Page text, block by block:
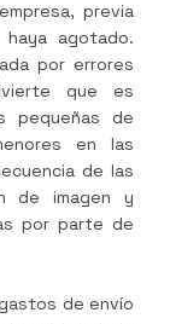
previa
agotado.
por errores
que es
pequeñas de
en las
de las
de imagen y
por parte de
de envío